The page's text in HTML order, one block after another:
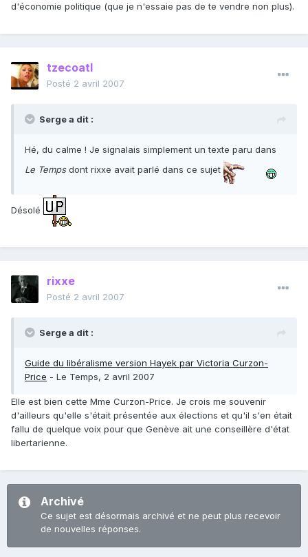
d'économie politique (que je n'essaie pas de te vendre non plus).
tzecoatl
Posté 2 avril 2007
Serge a dit :
Hé, du calme ! Je signalais simplement un texte paru dans
Le Tempsdont rixxe avait parlé dans ce sujet
Désolé
rixxe
Posté 2 avril 2007
Serge a dit :
Guide du libéralisme version Hayek par Victoria Curzon-
Price - Le Temps, 2 avril 2007
Elle est bien cette Mme Curzon-Price. Je crois me souvenir
d'ailleurs qu'elle s'était présentée aux élections et qu'il s'en était
fallu de quelque voix pour que Genève ait une conseillère d'état
libertarienne.
Archivé
Ce sujet est désormais archivé et ne peut plus recevoir
de nouvelles réponses.